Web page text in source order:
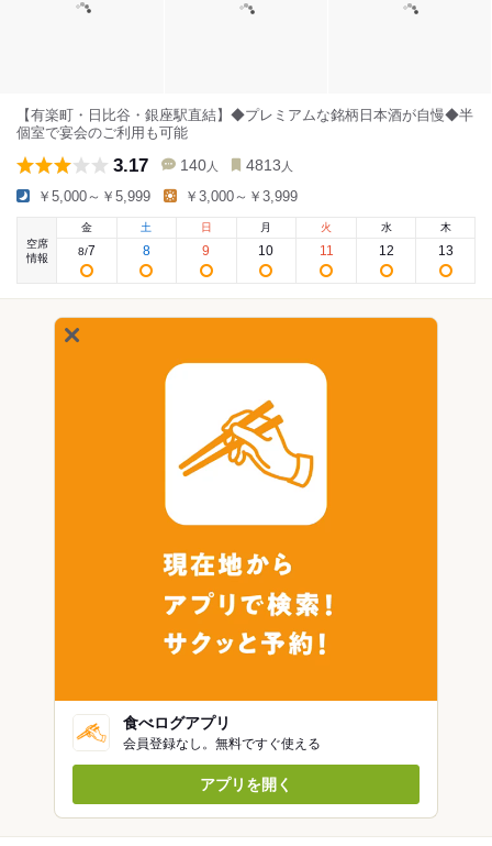
【有楽町・日比谷・銀座駅直結】◆プレミアムな銘柄日本酒が自慢◆半
個室で宴会のご利用も可能
3.17 140 人 4813 人
￥5,000～￥5,999 ￥3,000～￥3,999
空席
情報
金
8/7
土
8
日
9
月
10
火
11
水
12
木
13
食べログアプリ
会員登録なし。無料ですぐ使える
アプリを開く